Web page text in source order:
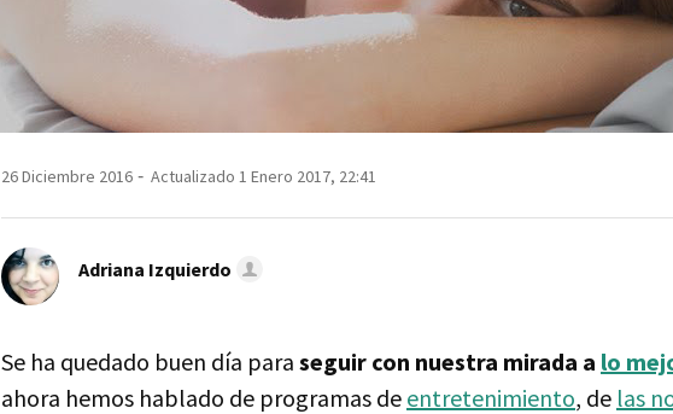
26 Diciembre 2016 Actualizado 1 Enero 2017, 22:41
Adriana Izquierdo
Se ha quedado buen día para seguir con nuestra mirada a lo
ahora hemos hablado de programas de entretenimiento, de las